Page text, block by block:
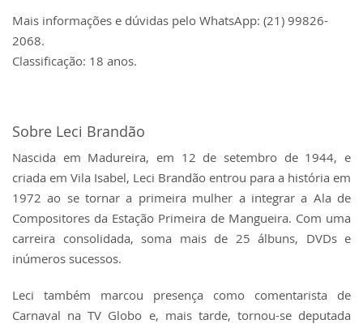
Mais informações e dúvidas pelo WhatsApp: (21) 99826-
2068.
Classificação: 18 anos.
Sobre Leci Brandão
Nascida em Madureira, em 12 de setembro de 1944, e
criada em Vila Isabel, Leci Brandão entrou para a história em
1972 ao se tornar a primeira mulher a integrar a Ala de
Compositores da Estação Primeira de Mangueira. Com uma
carreira consolidada, soma mais de 25 álbuns, DVDs e
inúmeros sucessos.
Leci também marcou presença como comentarista de
Carnaval na TV Globo e, mais tarde, tornou-se deputada